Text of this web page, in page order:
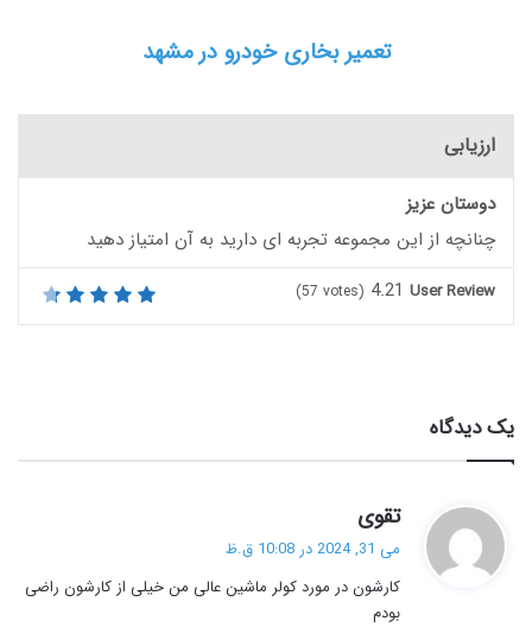
تعمیر بخاری خودرو در مشهد
ارزیابی
دوستان عزیز
چنانچه از این مجموعه تجربه ای دارید به آن امتیاز دهید
User Review
4.21
(57 votes)
یک دیدگاه
تقوی
:
می 31, 2024 در 10:08 ق.ظ
کارشون در مورد کولر ماشین عالی من خیلی از کارشون راضی
بودم